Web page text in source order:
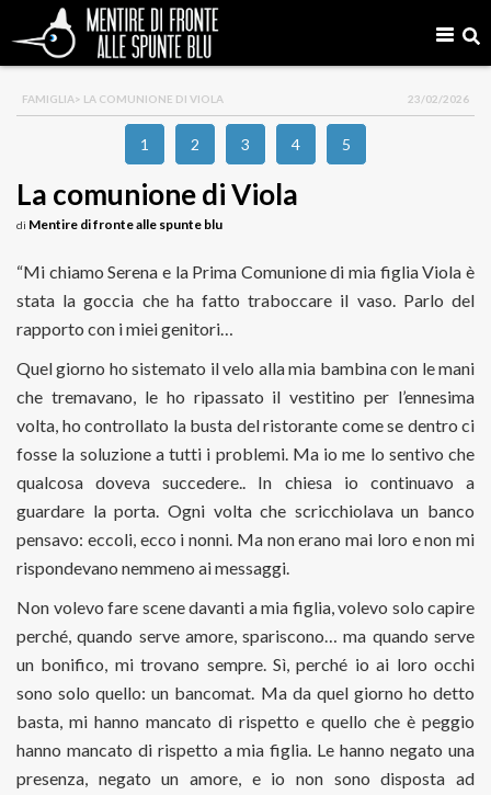
FAMIGLIA> LA COMUNIONE DI VIOLA 23/02/2026
1 2 3 4 5
La comunione di Viola
di Mentire di fronte alle spunte blu
“Mi chiamo Serena e la Prima Comunione di mia figlia Viola è
stata la goccia che ha fatto traboccare il vaso. Parlo del
rapporto con i miei genitori…
Quel giorno ho sistemato il velo alla mia bambina con le mani
che tremavano, le ho ripassato il vestitino per l’ennesima
volta, ho controllato la busta del ristorante come se dentro ci
fosse la soluzione a tutti i problemi. Ma io me lo sentivo che
qualcosa doveva succedere.. In chiesa io continuavo a
guardare la porta. Ogni volta che scricchiolava un banco
pensavo: eccoli, ecco i nonni. Ma non erano mai loro e non mi
rispondevano nemmeno ai messaggi.
Non volevo fare scene davanti a mia figlia, volevo solo capire
perché, quando serve amore, spariscono… ma quando serve
un bonifico, mi trovano sempre. Sì, perché io ai loro occhi
sono solo quello: un bancomat. Ma da quel giorno ho detto
basta, mi hanno mancato di rispetto e quello che è peggio
hanno mancato di rispetto a mia figlia. Le hanno negato una
presenza, negato un amore, e io non sono disposta ad